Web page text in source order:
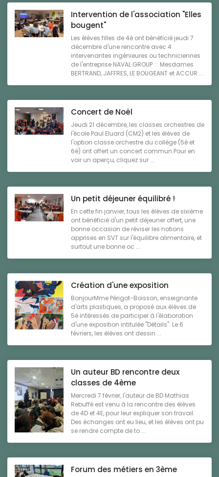
Intervention de l'association "Elles
bougent"
Les élèves filles de 4è ont bénéficié jeudi 7
décembre d'une rencontre avec 4
intervenantes ingénieures ou techniciennes
de l'entreprise NAVAL GROUP : Mesdames
BERTRAND, JAFFRES, LE BOUGEANT et ACCUR ...
Concert de Noël
Jeudi 21 décembre, les classes orchestres de
l'école Paul Eluard (CM2) et les élèves de
l'option classe orchestre du collège (5è et
6è) ont offert un concert commun.Pour en
voir un aperçu, cliquez sur ...
Un petit déjeuner équilibré !
En cette fin janvier, tous les élèves de sixième
ont bénéficié d'un petit déjeuner offert, une
bonne occasion de réviser les notions
apprises en SVT sur l'équilibre alimentaire, et
surtout une bonne oc ...
Création d'une exposition
BonjourMme Périgot-Boisson, enseignante
d'arts plastiques, a proposé aux élèves de
5è intéressés de participer à l'élaboration
d'une exposition intitulée "Détails". Le 6
févriers, les élèves ont dessin ...
Un auteur BD rencontre deux
classes de 4ème
Mercredi 7 février, l'auteur de BD Mathias
Rebuffé est venu à la rencontre des élèves
de 4D et 4E, pour leur expliquer son travail.
Des échanges ont eu lieu, et les élèves ont pu
se rendre compte de to ...
Forum des métiers en 3ème